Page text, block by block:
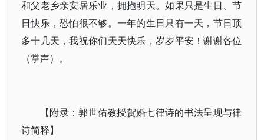
和父老乡亲安居乐业，拥抱明天。如果只是生日、节
日快乐，恐怕很不够。一年的生日只有一天，节日顶
多十几天，我祝你们天天快乐，岁岁平安！谢谢各位
（掌声）。
【附录：郭世佑教授贺婚七律诗的书法呈现与律
诗简释】